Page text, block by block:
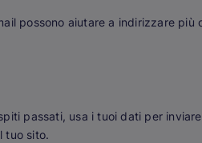
possono aiutare a indirizzare più
passati, usa i tuoi dati per
tuo sito.